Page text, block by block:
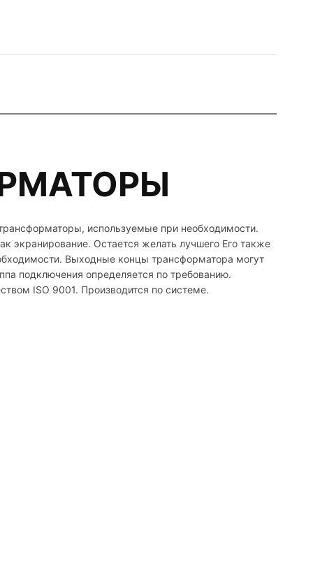
используемые при необходимости.
экранирование. Остается желать лучшего Его также
Выходные концы трансформатора могут
подключения определяется по требованию.
ISO 9001. Производится по системе.